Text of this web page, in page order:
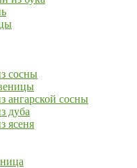
сосны
ангарской сосны
дуба
ясеня